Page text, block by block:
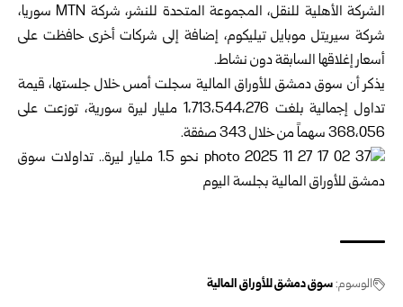
الشركة الأهلية للنقل، المجموعة المتحدة للنشر، شركة MTN سوريا،
شركة سيريتل موبايل تيليكوم، إضافة إلى شركات أخرى حافظت على
أسعار إغلاقها السابقة دون نشاط.
يذكر أن سوق دمشق للأوراق المالية سجلت أمس خلال جلستها، قيمة
تداول إجمالية بلغت 1،713،544،276 مليار ليرة سورية، توزعت على
368،056 سهماً من خلال 343 صفقة.
الوسوم:سوق دمشق للأوراق المالية